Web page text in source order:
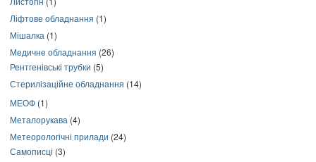
Ліфтове обладнання (1)
Мішалка (1)
Медичне обладнання (26)
Рентгенівські трубки (5)
Стерилізаційне обладнання (14)
МЕОФ (1)
Металорукава (4)
Метеорологічні прилади (24)
Самописці (3)